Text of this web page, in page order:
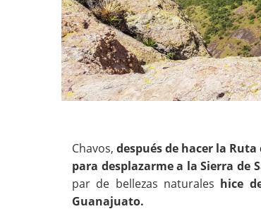
Chavos, después de hacer la
para desplazarme a la Sierra de
par de bellezas naturales hice
Guanajuato.